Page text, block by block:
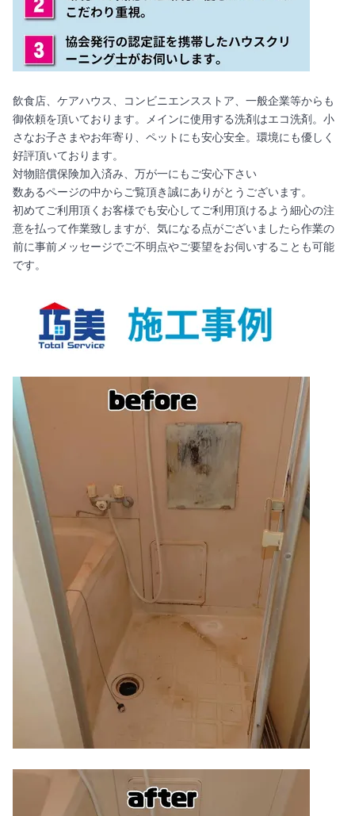
飲食店、ケアハウス、コンビニエンスストア、一般企業等からも
御依頼を頂いております。メインに使用する洗剤はエコ洗剤。小
さなお子さまやお年寄り、ペットにも安心安全。環境にも優しく
好評頂いております。
対物賠償保険加入済み、万が一にもご安心下さい
数あるページの中からご覧頂き誠にありがとうございます。
初めてご利用頂くお客様でも安心してご利用頂けるよう細心の注
意を払って作業致しますが、気になる点がございましたら作業の
前に事前メッセージでご不明点やご要望をお伺いすることも可能
です。